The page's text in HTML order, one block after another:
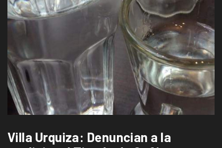
Villa Urquiza: Denuncian a la